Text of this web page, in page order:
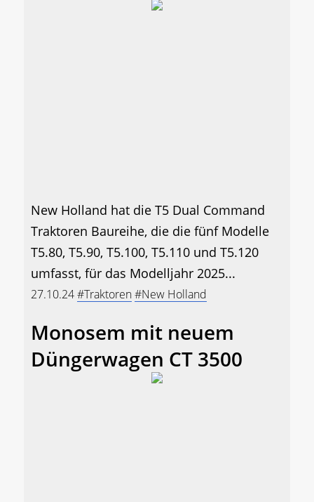
New Holland hat die T5 Dual Command
Traktoren Baureihe, die die fünf Modelle
T5.80, T5.90, T5.100, T5.110 und T5.120
umfasst, für das Modelljahr 2025...
27.10.24#Traktoren#New Holland
Monosem mit neuem
Düngerwagen CT 3500